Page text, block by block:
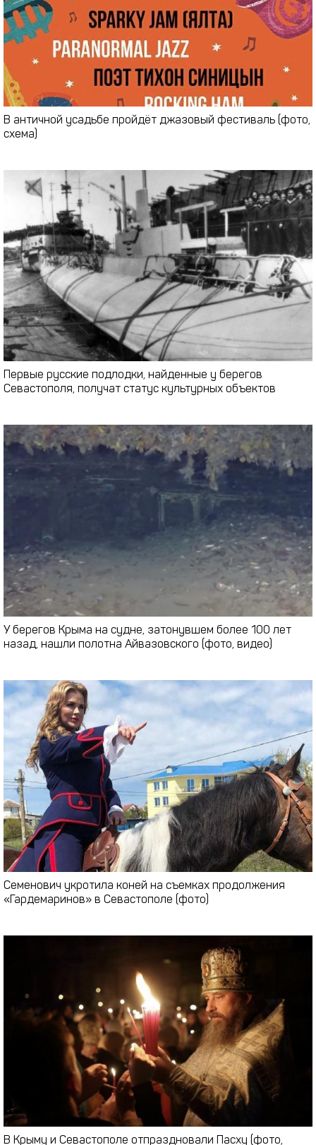
В античной усадьбе пройдёт джазовый фестиваль (фото,
схема)
Первые русские подлодки, найденные у берегов
Севастополя, получат статус культурных объектов
У берегов Крыма на судне, затонувшем более 100 лет
назад, нашли полотна Айвазовского (фото, видео)
Семенович укротила коней на съемках продолжения
«Гардемаринов» в Севастополе (фото)
В Крыму и Севастополе отпраздновали Пасху (фото,